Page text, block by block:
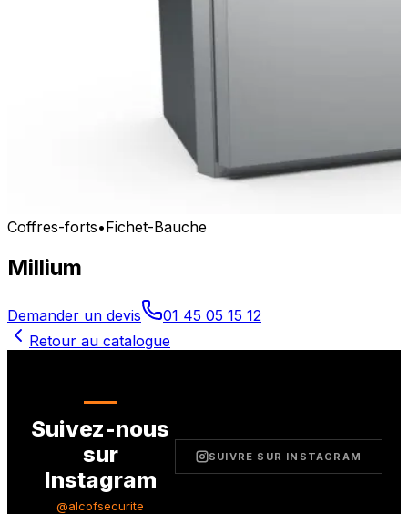
Coffres-forts•Fichet-Bauche
Millium
Demander un devis
01 45 05 15 12
Retour au catalogue
Suivez-nous
sur
Instagram
@alcofsecurite
SUIVRE SUR INSTAGRAM